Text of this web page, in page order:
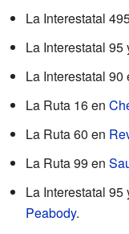
La Interestatal
La Interestatal 95
La Interestatal 90
La Ruta 16 en
La Ruta 60 en
La Ruta 99 en
La Interestatal
Peabody.